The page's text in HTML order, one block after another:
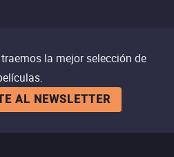
la mejor selección de
AL NEWSLETTER